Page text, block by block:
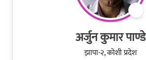
अर्जुन कुमार पाण्डे
झापा-२, कोशी प्रदेश